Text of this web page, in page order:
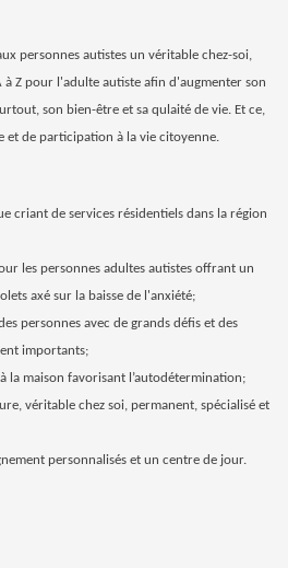
personnes autistes un véritable chez-soi,
à Z pour l'adulte autiste afin d'augmenter son
son bien-être et sa qulaité de vie. Et ce,
et de participation à la vie citoyenne.
criant de services résidentiels dans la région
les personnes adultes autistes offrant un
axé sur la baisse de l'anxiété;
personnes avec de grands défis et des
importants;
la maison favorisant l’autodétermination;
véritable chez soi, permanent, spécialisé et
personnalisés et un centre de jour.